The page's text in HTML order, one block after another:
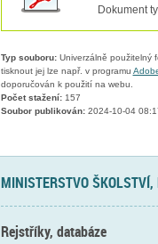
Dokument
Typ souboru:Univerzálně použitelný
tisknout jej lze např. v programu
doporučován k použití na webu.
Počet stažení:157
Soubor publikován:2024-10-04
MINISTERSTVO
Rejstříky, databáze